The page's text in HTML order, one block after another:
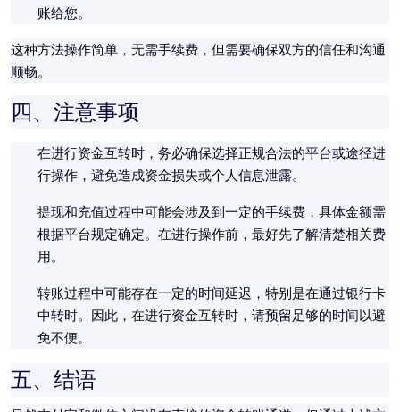
账给您。
这种方法操作简单，无需手续费，但需要确保双方的信任和沟通
顺畅。
四、注意事项
在进行资金互转时，务必确保选择正规合法的平台或途径进
行操作，避免造成资金损失或个人信息泄露。
提现和充值过程中可能会涉及到一定的手续费，具体金额需
根据平台规定确定。在进行操作前，最好先了解清楚相关费
用。
转账过程中可能存在一定的时间延迟，特别是在通过银行卡
中转时。因此，在进行资金互转时，请预留足够的时间以避
免不便。
五、结语